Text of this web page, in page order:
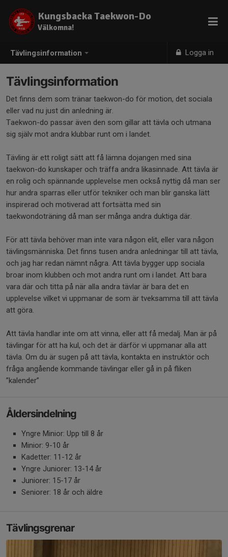
Tävlingsinformation Logga in
Kungsbacka Taekwon-Do
Välkomna!
Tävlingsinformation
Det finns dem som tränar taekwon-do för motion, det sociala
eller vad nu just din anledning är.
Taekwon-do passar även den som gillar att tävla och utmana
sig själv mot andra klubbar runt om i landet.
Tävling är ett roligt sätt att få lämna dojangen med sina
taekwon-do kunskaper och träffa andra likasinnade. Att tävla är
en rolig och spännande upplevelse men också nyttig då man ser
hur andra sparras eller utför tekniker och man blir ganska lätt
inspirerad och motiverad att fortsätta med sin
taekwondoträning då man ser många andra duktiga där.
För att tävla behöver man inte vara någon elit, eller vara någon
tävlingsmänniska. Det finns tusen andra anledningar till att tävla,
och jag har redan nämnt några. Att tävla bygger upp sociala
broar inom klubben och mot andra runt om i landet. Att bara
vara där och titta på när alla andra tävlar är bara det en
upplevelse vilket vi uppmanar de som är tveksamma till att tävla
att göra.
Att tävla handlar inte om att vinna, eller att få medalj. Man är på
tävlingar för att ha kul, och det är därför vi uppmanar alla att
tävla. Om du är sugen på att tävla, kontakta en instruktör och
fråga angående kommande tävlingar eller gå in på fliken
”kalender”
Åldersindelning
Yngre Minior: Upp till 8 år
Minior: 9-10 år
Kadetter: 11-12 år
Yngre Juniorer: 13-14 år
Juniorer: 15-17 år
Seniorer: 18 år och äldre
Tävlingsgrenar